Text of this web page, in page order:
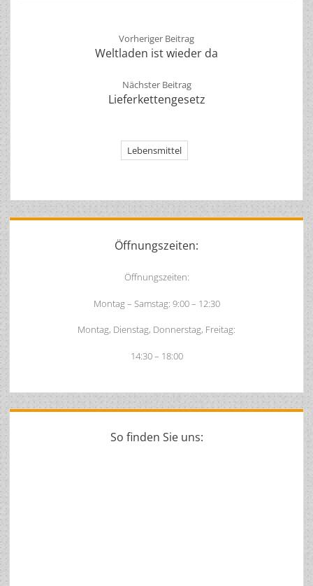
Vorheriger Beitrag
Weltladen ist wieder da
Nächster Beitrag
Lieferkettengesetz
Lebensmittel
Öffnungszeiten:
Öffnungszeiten:
Montag – Samstag: 9:00 – 12:30
Montag, Dienstag, Donnerstag, Freitag:
14:30 – 18:00
So finden Sie uns: